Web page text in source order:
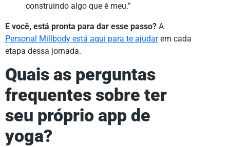
construindo algo que é meu.”
E você, está pronta para dar esse passo? A
Personal Millbody está aqui para te ajudarem cada
etapa dessa jornada.
Quais as perguntas
frequentes sobre ter
seu próprio app de
yoga?